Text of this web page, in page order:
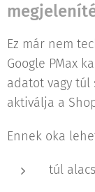
Ez már nem
Google PMax
adatot vagy túl
aktiválja a
Ennek oka
túl